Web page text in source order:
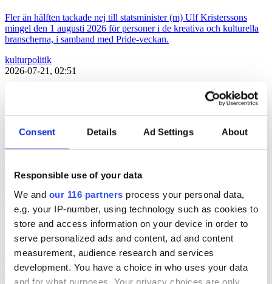
Consent Details Ad Settings About
Responsible use of your data
We and our 116 partners process your personal data,
e.g. your IP-number, using technology such as cookies to
store and access information on your device in order to
serve personalized ads and content, ad and content
measurement, audience research and services
development. You have a choice in who uses your data
and for what purposes. Your privacy choices are only
Fler än hälften tackade nej till statsminister (m) Ulf Kristerssons
mingel den 1 augusti 2026 för personer i de kreativa och kulturella
branscherna, i samband med Pride-veckan.
kulturpolitik
2026-07-21, 02:51
Lars Lerin och pr-konsulter – Ulf
Kristersson bjuder 115 kreativa till
Sagerska
branscher” i samband med att Prideveckan körgång. Flera pr-
författare, finns med bland de 115 inbjudna. Här är hela listan.
kultur
2026-07-17, 06:03
Politiker pratar på Way out West
Två politiker är klara när musikfestivalen Way out West återinför